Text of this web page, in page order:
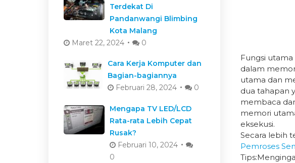
Fungsi
dalam
utama dan
dua tahapan
membaca
memori
eksekusi.
Secara lebih
Pemroses
Terdekat Di
Pandanwangi Blimbing
Kota Malang
Maret 22, 2024
0
Cara Kerja Komputer dan
Bagian-bagiannya
Februari 28, 2024
0
Mengapa TV LED/LCD
Rata-rata Lebih Cepat
Rusak?
Februari 10, 2024
0